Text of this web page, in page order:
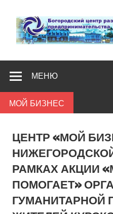
content
МЕНЮ
МОЙ БИЗНЕС
ЦЕНТР «МОЙ
РАМКАХ АКЦИИ
ПОМОГАЕТ»
ГУМАНИТАРНОЙ